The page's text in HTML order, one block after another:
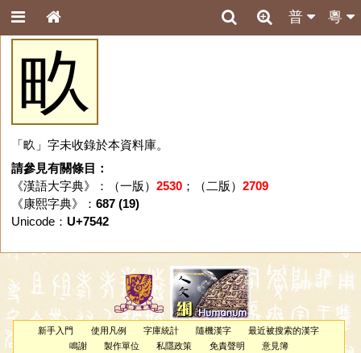
粵
普
畂
「畂」字未收錄於本資料庫。
請參見有關條目：
《漢語大字典》：（一版） 2530；（二版） 2709
《康熙字典》： 687 (19)
Unicode： U+7542
新手入門 使用凡例 字庫統計 隨機漢字
最近被搜索的漢字
鳴謝
製作單位 私隱政策 免責聲明 意見簿